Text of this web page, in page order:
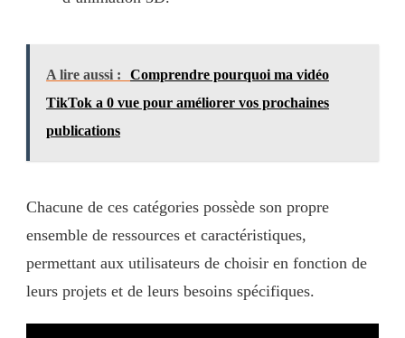
A lire aussi :
Comprendre pourquoi ma vidéo
TikTok a 0 vue pour améliorer vos prochaines
publications
Chacune de ces catégories possède son propre
ensemble de ressources et caractéristiques,
permettant aux utilisateurs de choisir en fonction de
leurs projets et de leurs besoins spécifiques.